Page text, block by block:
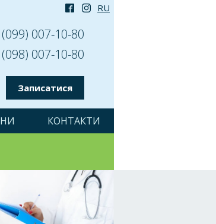
(099) 007-10-80
(098) 007-10-80
Записатися
КОНТАКТИ